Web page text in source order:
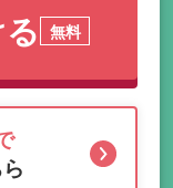
無料